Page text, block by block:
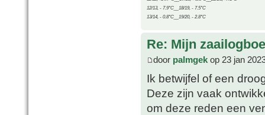
12/13, - 7.9°C__18/19, - 7.5°C
13/14, - 0.8°C__19/20, - 2.8°C
Re: Mijn
door palmgek op 23 jan
Ik betwijfel of een
Deze zijn vaak
om deze reden een